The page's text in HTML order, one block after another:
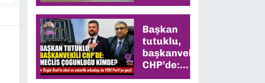
Başkan
tutuklu,
başkanvekili
CHP’de:
Meclis